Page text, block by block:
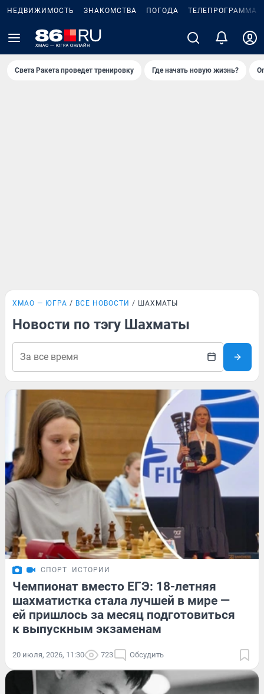
НЕДВИЖИМОСТЬ ЗНАКОМСТВА ПОГОДА ТЕЛЕПРОГРАММА
Света Ракета проведет тренировку Где начать новую жизнь?
ХМАО — ЮГРА ВСЕ НОВОСТИ ШАХМАТЫ
Новости по тэгу Шахматы
СПОРТ ИСТОРИИ
Чемпионат вместо ЕГЭ: 18-летняя
шахматистка стала лучшей в мире —
ей пришлось за месяц подготовиться
к выпускным экзаменам
20 июля, 2026, 11:30 723 Обсудить